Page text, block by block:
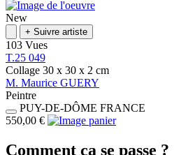
New
+ Suivre artiste
103 Vues
T.25 049
Collage 30 x 30 x 2 cm
M. Maurice GUERY
Peintre
PUY-DE-DÔME FRANCE
550,00 €
Comment ça se passe ?